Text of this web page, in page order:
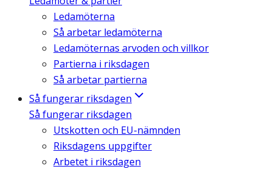
Ledamöterna
Så arbetar ledamöterna
Ledamöternas arvoden och villkor
Partierna i riksdagen
Så arbetar partierna
Så fungerar riksdagen
Så fungerar riksdagen
Utskotten och EU-nämnden
Riksdagens uppgifter
Arbetet i riksdagen